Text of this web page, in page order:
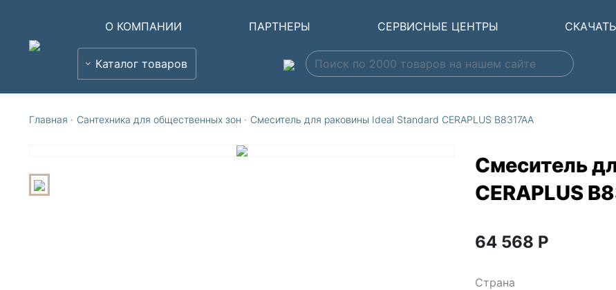
О КОМПАНИИ ПАРТНЕРЫ СЕРВИСНЫЕ ЦЕНТРЫ СКАЧАТЬ
Каталог товаров
Главная · Сантехника для общественных зон · Смеситель для раковины Ideal Standard CERAPLUS B8317AA
Смеситель
CERAPLUS
64 568 Р
Страна